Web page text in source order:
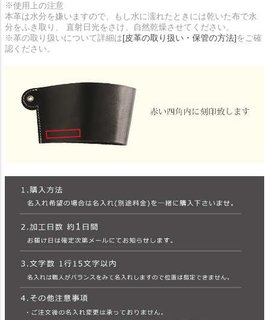
※使用上の注意
本革は水分を嫌いますので、もし水に濡れたときには乾いた布で水
分をふき取り、 直射日光をさけ、自然乾燥させてください。
※革の取り扱いについて詳細は[皮革の取り扱い・保管の方法]をご確
認ください。